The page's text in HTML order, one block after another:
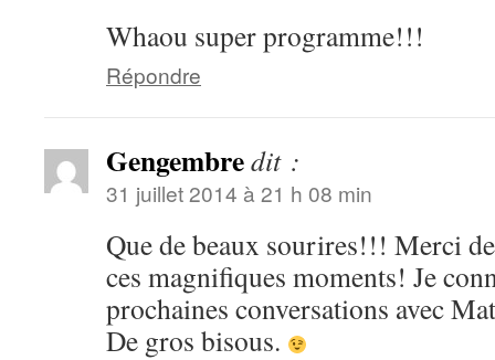
Whaou super programme!!!
Répondre
Gengembredit :
31 juillet 2014 à 21 h 08 min
Que de beaux sourires!!! Merci
ces magnifiques moments! Je
prochaines conversations avec
De gros bisous.